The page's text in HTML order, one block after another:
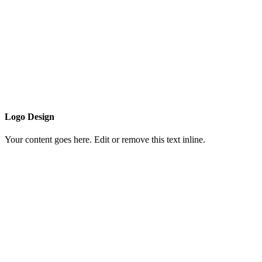
Logo Design
Your content goes here. Edit or remove this text inline.